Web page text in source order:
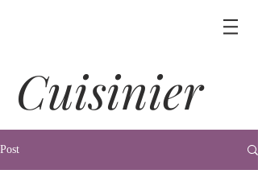
Cuisinier
Post